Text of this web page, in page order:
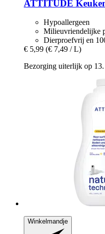
ATTITUDE
Hypoallergeen
Milieuvriendelijke
Dierproefvrij en
€ 5,99 (€ 7,49 / L)
Bezorging uiterlijk op 13.
Winkelmandje